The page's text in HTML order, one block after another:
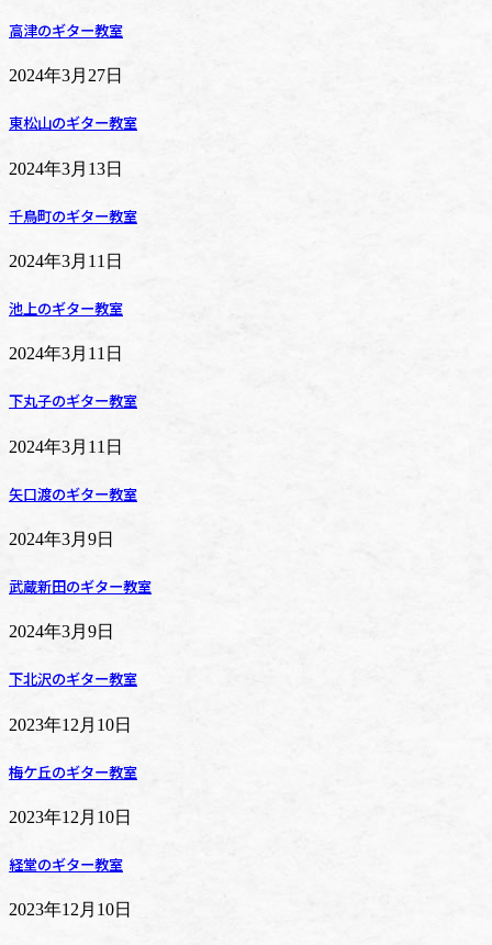
高津のギター教室
2024年3月27日
東松山のギター教室
2024年3月13日
千鳥町のギター教室
2024年3月11日
池上のギター教室
2024年3月11日
下丸子のギター教室
2024年3月11日
矢口渡のギター教室
2024年3月9日
武蔵新田のギター教室
2024年3月9日
下北沢のギター教室
2023年12月10日
梅ケ丘のギター教室
2023年12月10日
経堂のギター教室
2023年12月10日